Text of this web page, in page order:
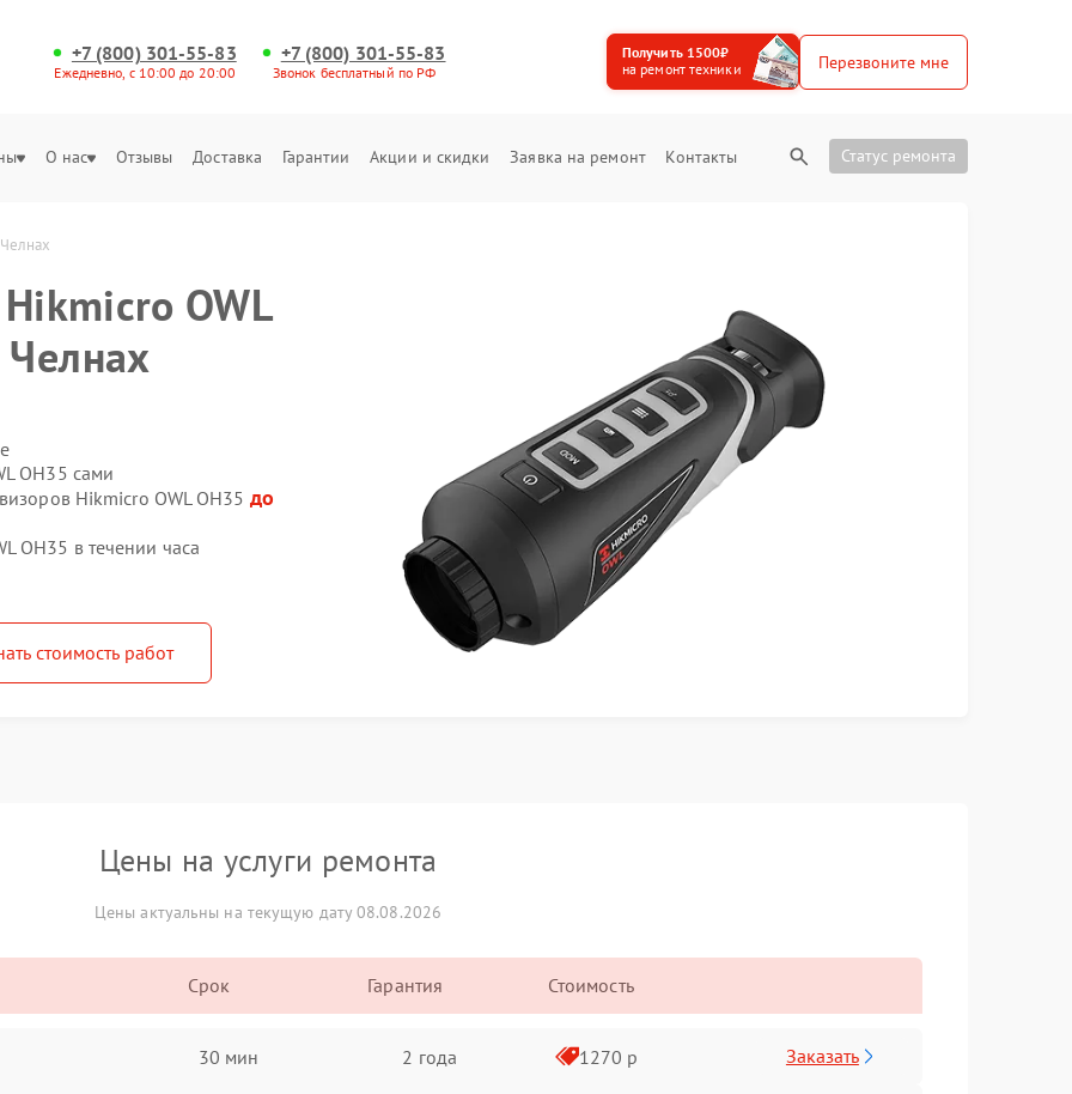
+7 (800) 301-55-83
Ежедневно, с 10:00 до 20:00
+7 (800) 301-55-83
Звонок бесплатный по РФ
Получить 1500₽
на ремонт техники
Перезвоните мне
О нас Отзывы Доставка Гарантии Акции и скидки Заявка на ремонт Контакты Статус ремонта
OWL
OH35 сами
Hikmicro OWL OH35 до
OH35 в течении часа
стоимость работ
Цены на услуги ремонта
Цены актуальны на текущую дату 08.08.2026
Срок Гарантия Стоимость
30 мин 2 года 1270 р Заказать